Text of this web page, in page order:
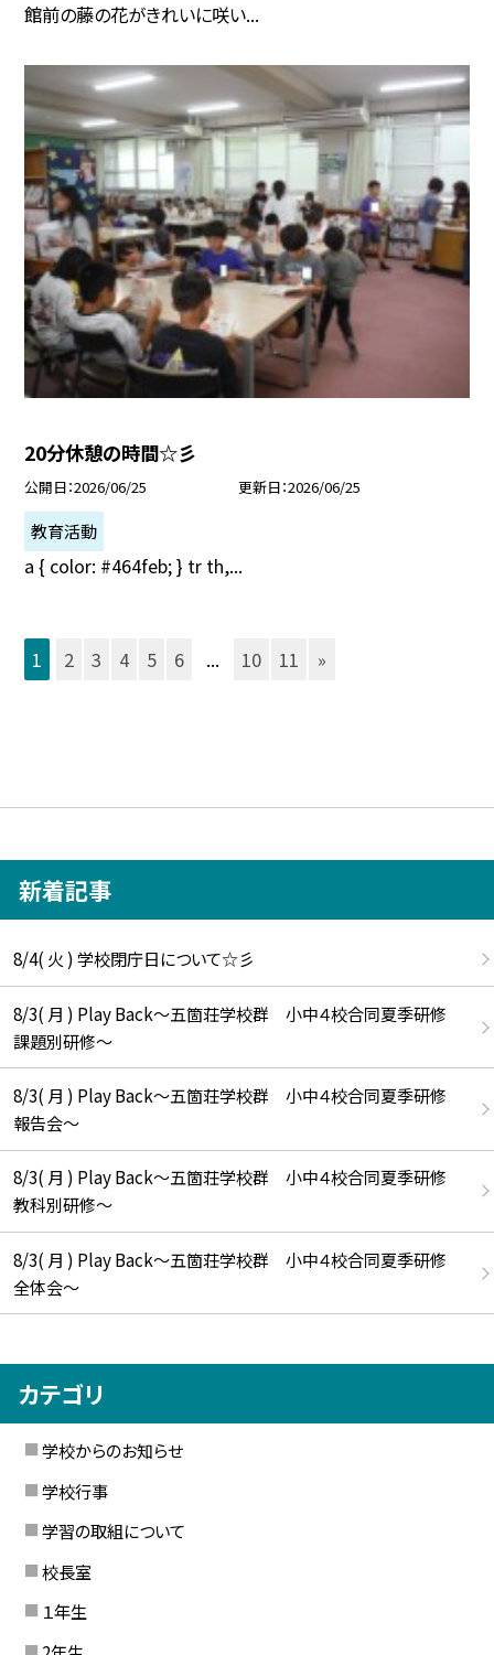
館前の藤の花がきれいに咲い...
20分休憩の時間☆彡
公開日 2026/06/25 更新日 2026/06/25
教育活動
a { color: #464feb; } tr th,...
1 2 3 4 5 6 ... 10 11 »
新着記事
8/4( 火 ) 学校閉庁日について☆彡
8/3( 月 ) Play Back～五箇荘学校群 小中４校合同夏季研修
課題別研修～
8/3( 月 ) Play Back～五箇荘学校群 小中４校合同夏季研修
報告会～
8/3( 月 ) Play Back～五箇荘学校群 小中４校合同夏季研修
教科別研修～
8/3( 月 ) Play Back～五箇荘学校群 小中４校合同夏季研修
全体会～
カテゴリ
学校からのお知らせ
学校行事
学習の取組について
校長室
１年生